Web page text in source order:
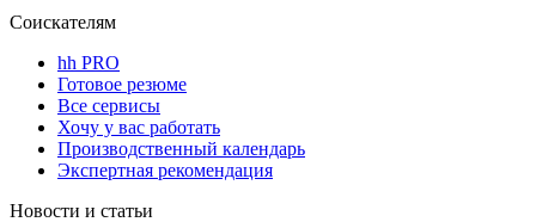
Соискателям
hh PRO
Готовое резюме
Все сервисы
Хочу у вас работать
Производственный календарь
Экспертная рекомендация
Новости и статьи